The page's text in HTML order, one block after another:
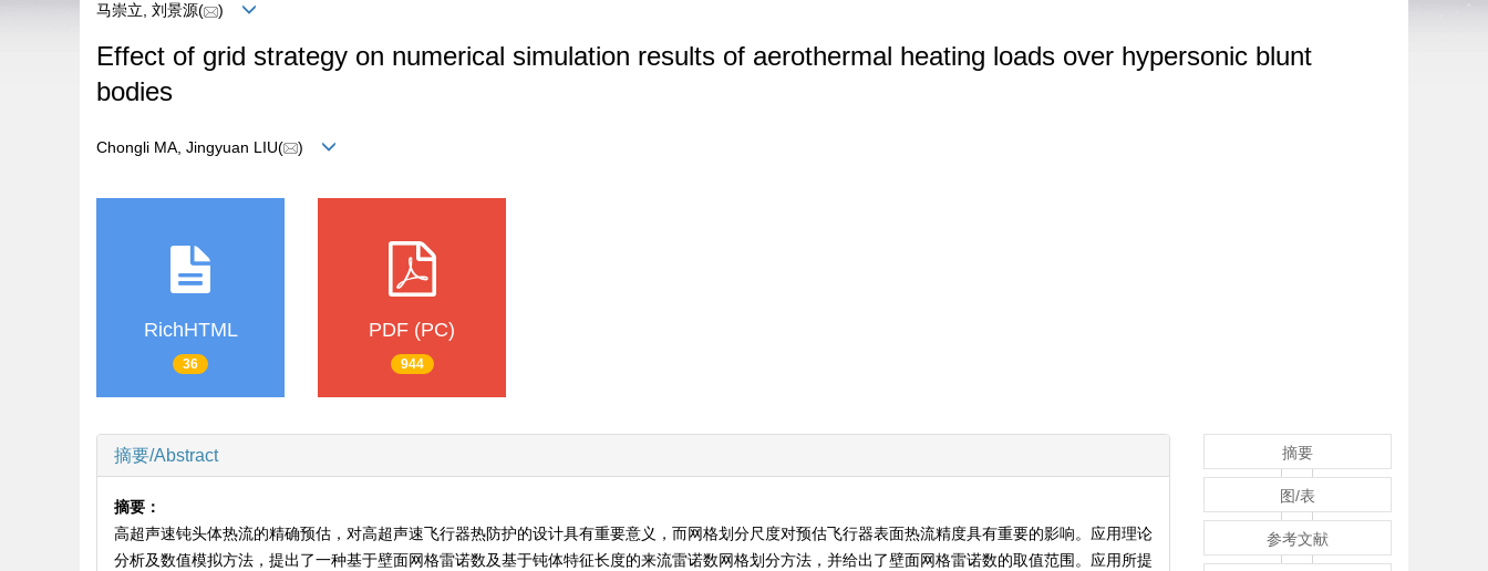
马崇立, 刘景源( )
Effect of grid strategy on numerical simulation results of aerothermal heating loads over hypersonic blunt
bodies
Chongli MA, Jingyuan LIU( )
RichHTML
36
PDF (PC)
944
摘要/Abstract
摘要：
高超声速钝头体热流的精确预估，对高超声速飞行器热防护的设计具有重要意义，而网格划分尺度对预估飞行器表面热流精度具有重要的影响。应用理论
分析及数值模拟方法，提出了一种基于壁面网格雷诺数及基于钝体特征长度的来流雷诺数网格划分方法，并给出了壁面网格雷诺数的取值范围。应用所提
摘要
图/表
参考文献